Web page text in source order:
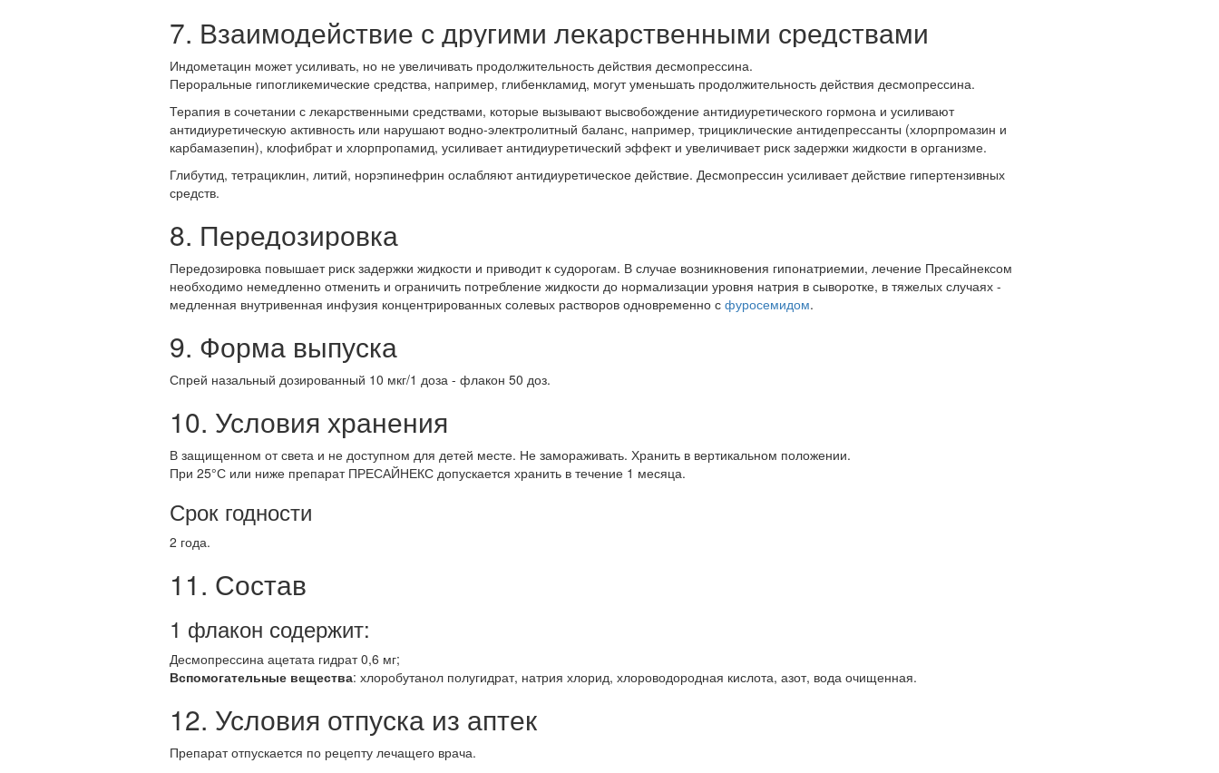
7. Взаимодействие с другими лекарственными средствами
Индометацин может усиливать, но не увеличивать продолжительность действия десмопрессина.
Пероральные гипогликемические средства, например, глибенкламид, могут уменьшать продолжительность действия десмопрессина.
Терапия в сочетании с лекарственными средствами, которые вызывают высвобождение антидиуретического гормона и усиливают
антидиуретическую активность или нарушают водно-электролитный баланс, например, трициклические антидепрессанты (хлорпромазин и
карбамазепин), клофибрат и хлорпропамид, усиливает антидиуретический эффект и увеличивает риск задержки жидкости в организме.
Глибутид, тетрациклин, литий, норэпинефрин ослабляют антидиуретическое действие. Десмопрессин усиливает действие гипертензивных
средств.
8. Передозировка
Передозировка повышает риск задержки жидкости и приводит к судорогам. В случае возникновения гипонатриемии, лечение Пресайнексом
необходимо немедленно отменить и ограничить потребление жидкости до нормализации уровня натрия в сыворотке, в тяжелых случаях -
медленная внутривенная инфузия концентрированных солевых растворов одновременно с фуросемидом.
9. Форма выпуска
Спрей назальный дозированный 10 мкг/1 доза - флакон 50 доз.
10. Условия хранения
В защищенном от света и не доступном для детей месте. Не замораживать. Хранить в вертикальном положении.
При 25°С или ниже препарат ПРЕСАЙНЕКС допускается хранить в течение 1 месяца.
Срок годности
2 года.
11. Состав
1 флакон содержит:
Десмопрессина ацетата гидрат 0,6 мг;
Вспомогательные вещества: хлоробутанол полугидрат, натрия хлорид, хлороводородная кислота, азот, вода очищенная.
12. Условия отпуска из аптек
Препарат отпускается по рецепту лечащего врача.